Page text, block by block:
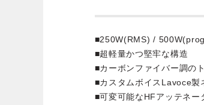
■250W(RMS) /
■超軽量かつ堅牢な構造
■カーボンファイバー調の
■カスタムボイスLavoce製
■可変可能なHFアッテネー